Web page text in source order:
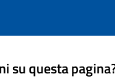
su questa